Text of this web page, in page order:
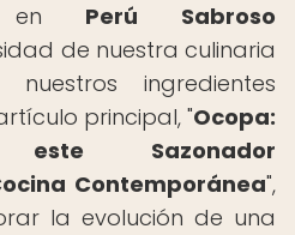
en Perú Sabroso
de nuestra culinaria
ingredientes
principal, "Ocopa:
este Sazonador
Contemporánea",
la evolución de una